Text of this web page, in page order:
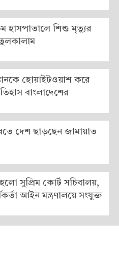
হাসপাতালে শিশু মৃত্যুর
হোয়াইটওয়াশ করে
বাংলাদেশের
দেশ ছাড়ছেন জামায়াত
সুপ্রিম কোর্ট সচিবালয়,
আইন মন্ত্রণালয়ে সংযুক্ত